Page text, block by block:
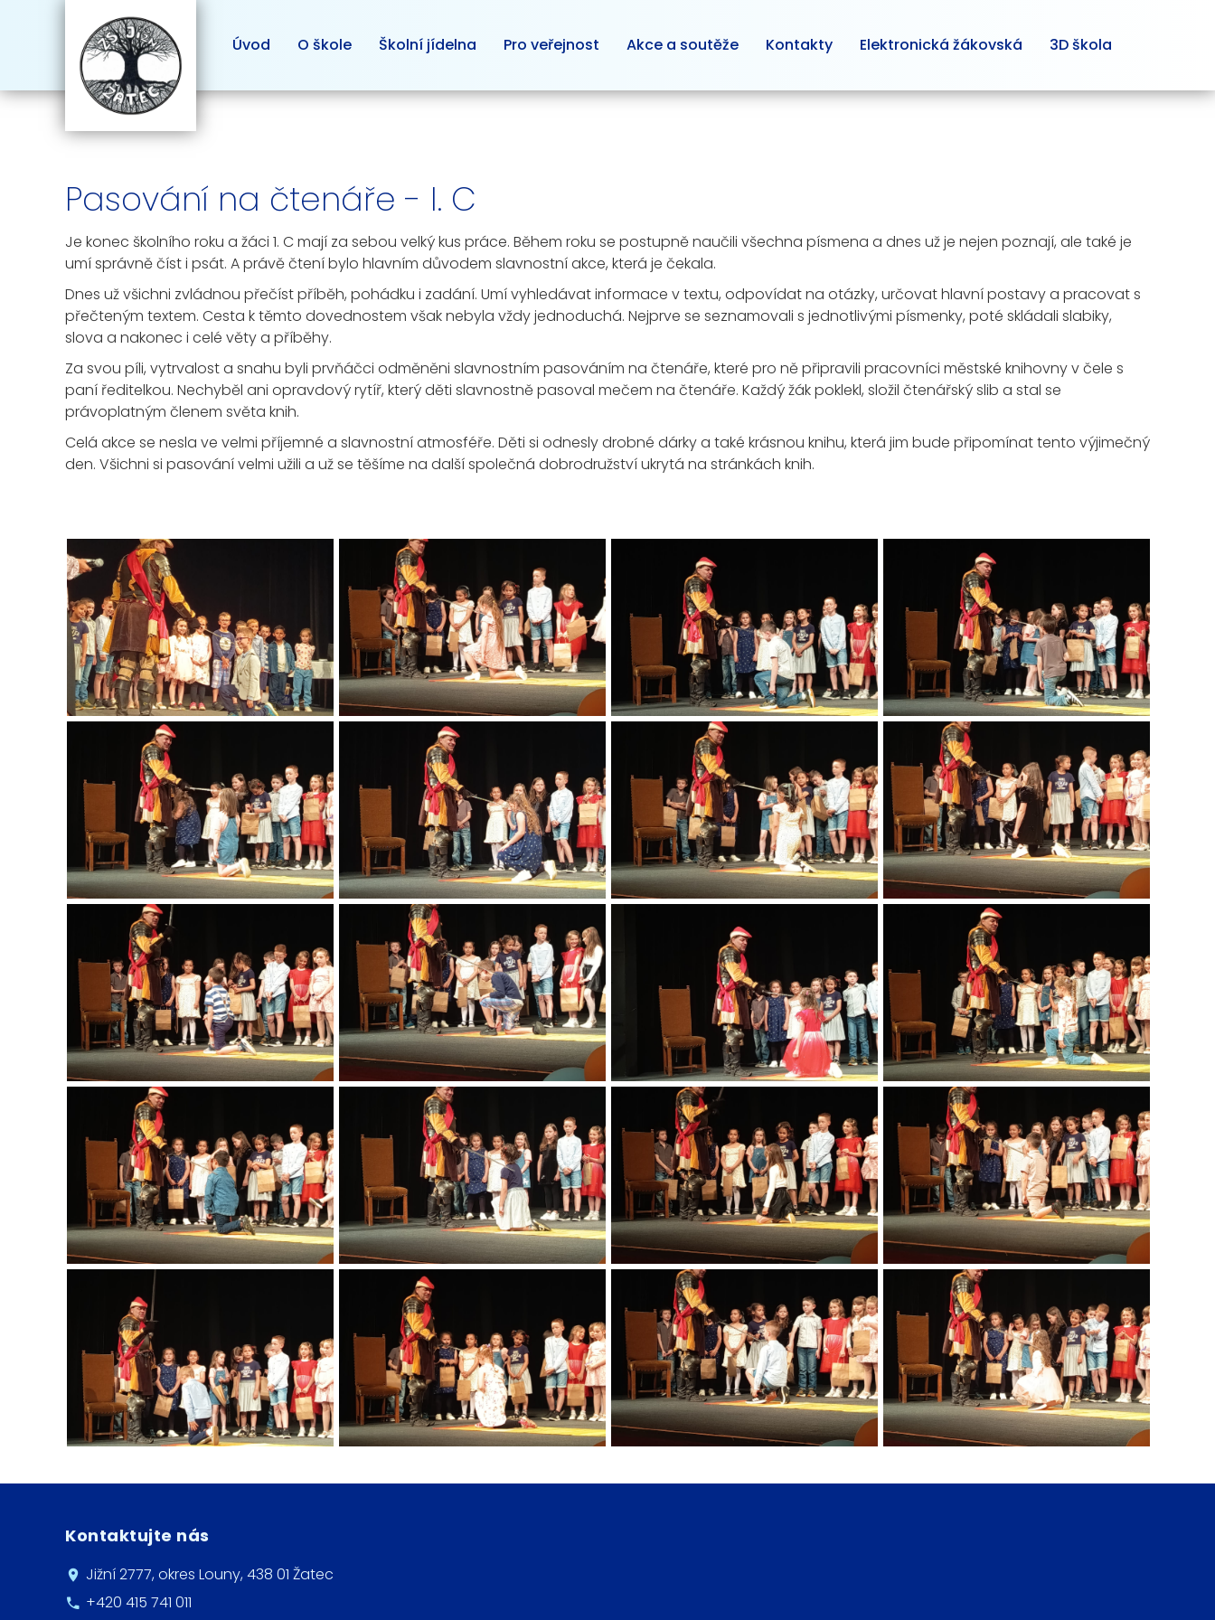
Úvod O škole Školní jídelna Pro veřejnost Akce a soutěže Kontakty Elektronická žákovská 3D škola
Pasování na čtenáře - I. C
Je konec školního roku a žáci 1. C mají za sebou velký kus práce. Během roku se postupně naučili všechna písmena a dnes už je nejen poznají, ale také je
umí správně číst i psát. A právě čtení bylo hlavním důvodem slavnostní akce, která je čekala.
Dnes už všichni zvládnou přečíst příběh, pohádku i zadání. Umí vyhledávat informace v textu, odpovídat na otázky, určovat hlavní postavy a pracovat s
přečteným textem. Cesta k těmto dovednostem však nebyla vždy jednoduchá. Nejprve se seznamovali s jednotlivými písmenky, poté skládali slabiky,
slova a nakonec i celé věty a příběhy.
Za svou píli, vytrvalost a snahu byli prvňáčci odměněni slavnostním pasováním na čtenáře, které pro ně připravili pracovníci městské knihovny v čele s
paní ředitelkou. Nechyběl ani opravdový rytíř, který děti slavnostně pasoval mečem na čtenáře. Každý žák poklekl, složil čtenářský slib a stal se
právoplatným členem světa knih.
Celá akce se nesla ve velmi příjemné a slavnostní atmosféře. Děti si odnesly drobné dárky a také krásnou knihu, která jim bude připomínat tento výjimečný
den. Všichni si pasování velmi užili a už se těšíme na další společná dobrodružství ukrytá na stránkách knih.
Kontaktujte nás
Jižní 2777, okres Louny, 438 01 Žatec
+420 415 741 011